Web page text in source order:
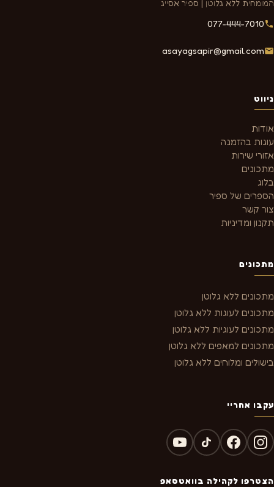
המומחית ללא גלוטן | ספיר אסייג
077-444-7010
asayagsapir@gmail.com
ניווט
אודות
עוגות בהזמנה
אזורי שירות
מתכונים
בלוג
הספרים של ספיר
צור קשר
תקנון ומדיניות
מתכונים
מתכונים ללא גלוטן
מתכונים לעוגות ללא גלוטן
מתכונים לעוגיות ללא גלוטן
מתכונים למאפים ללא גלוטן
בישולים ומלוחים ללא גלוטן
עקבו אחריי
הצטרפו לקהילה בוואטסאפ